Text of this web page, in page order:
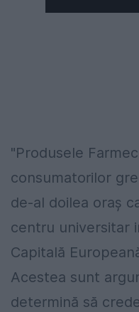
"Produsele
consumatorilor
de-al doilea oraş
centru universitar
Capitală
Acestea sunt
determină să